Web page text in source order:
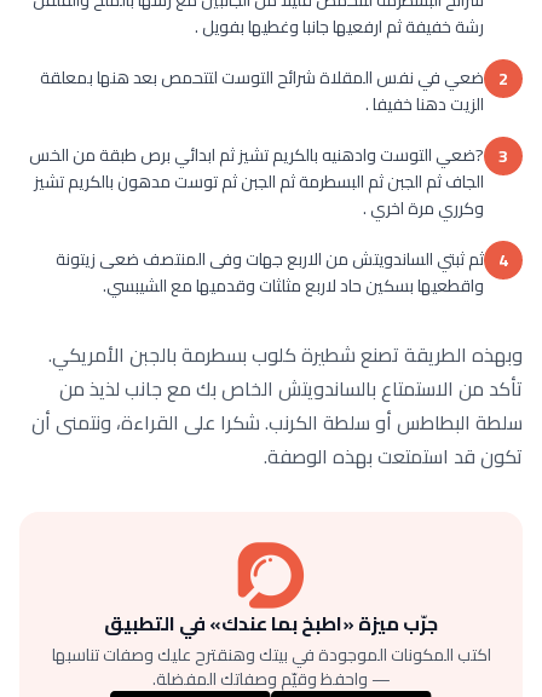
رشة خفيفة ثم ارفعيها جانبا وغطيها بفويل .
2 ضعي في نفس المقلاة شرائح التوست لتتحمص بعد هنها بمعلقة
الزيت دهنا خفيفا .
3 ?ضعي التوست وادهنيه بالكريم تشيز ثم ابدائي برص طبقة من الخس
الجاف ثم الجبن ثم البسطرمة ثم الجبن ثم توست مدهون بالكريم تشيز
وكرري مرة اخري .
4 ثم ثبتي الساندويتش من الاربع جهات وفى المنتصف ضعى زيتونة
واقطعيها بسكين حاد لاربع مثلثات وقدميها مع الشيبسي.
وبهذه الطريقة تصنع شطيرة كلوب بسطرمة بالجبن الأمريكي.
تأكد من الاستمتاع بالساندويتش الخاص بك مع جانب لذيذ من
سلطة البطاطس أو سلطة الكرنب. شكرا على القراءة، ونتمنى أن
تكون قد استمتعت بهذه الوصفة.
جرّب ميزة «اطبخ بما عندك» في التطبيق
اكتب المكونات الموجودة في بيتك وهنقترح عليك وصفات تناسبها
— واحفظ وقيّم وصفاتك المفضلة.